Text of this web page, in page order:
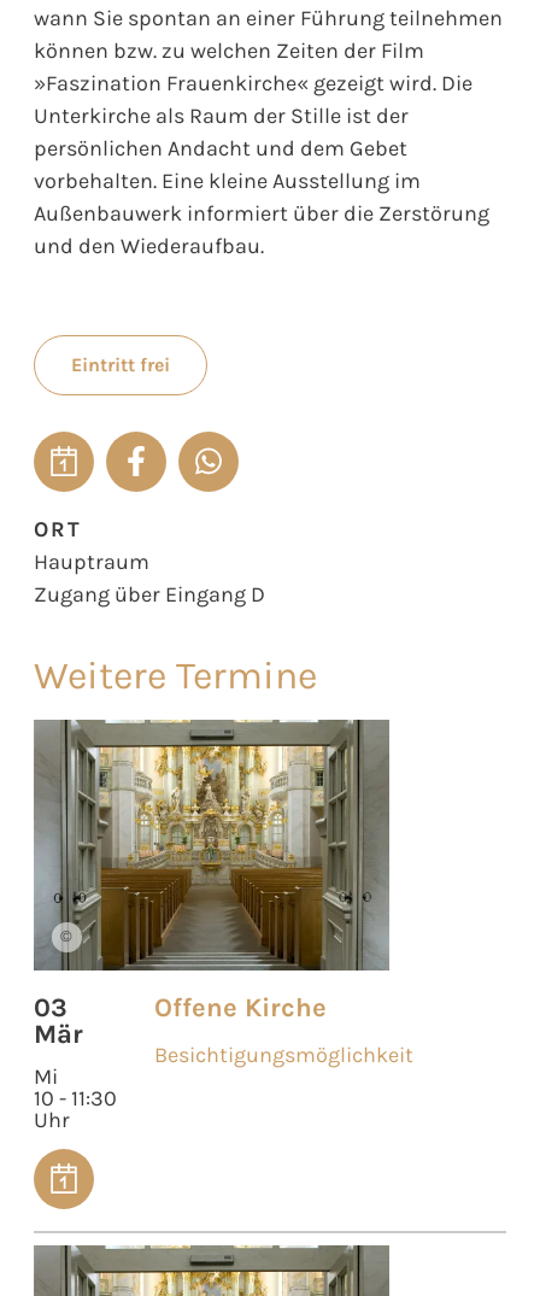
wann Sie spontan an einer Führung teilnehmen
können bzw. zu welchen Zeiten der Film
»Faszination Frauenkirche« gezeigt wird. Die
Unterkirche als Raum der Stille ist der
persönlichen Andacht und dem Gebet
vorbehalten. Eine kleine Ausstellung im
Außenbauwerk informiert über die Zerstörung
und den Wiederaufbau.
Eintritt frei
ORT
Hauptraum
Zugang über Eingang D
Weitere Termine
©
03
Mär
Mi
10 - 11:30
Uhr
Offene Kirche
Besichtigungsmöglichkeit